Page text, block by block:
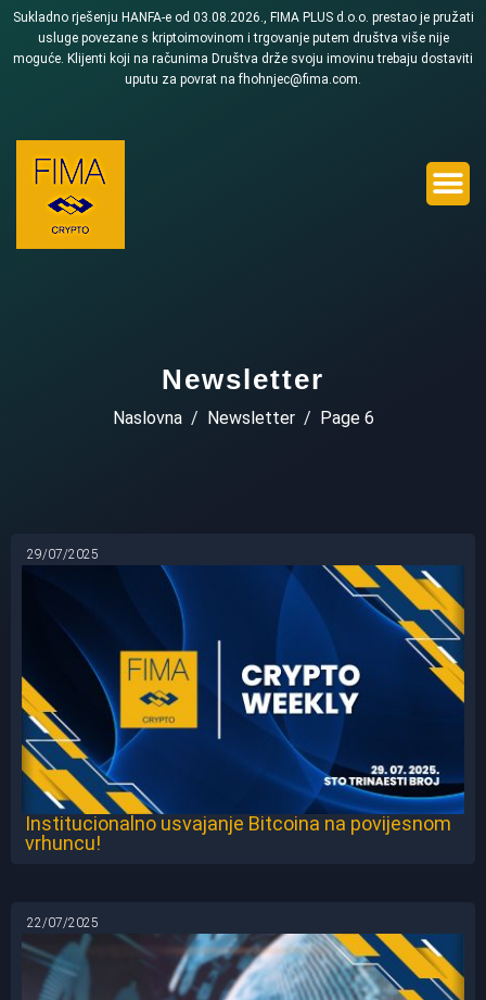
Sukladno rješenju HANFA-e od 03.08.2026., FIMA PLUS d.o.o. prestao je pružati
usluge povezane s kriptoimovinom i trgovanje putem društva više nije
moguće. Klijenti koji na računima Društva drže svoju imovinu trebaju dostaviti
uputu za povrat na fhohnjec@fima.com.
Newsletter
Naslovna Newsletter Page 6
29/07/2025
Institucionalno usvajanje Bitcoina na povijesnom
vrhuncu!
22/07/2025